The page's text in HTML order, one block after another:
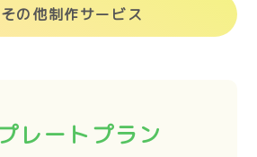
その他制作サービス
レートプラン